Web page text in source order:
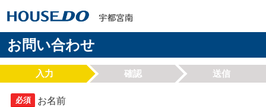
お問い合わせ
入力 確認 送信
必須 お名前